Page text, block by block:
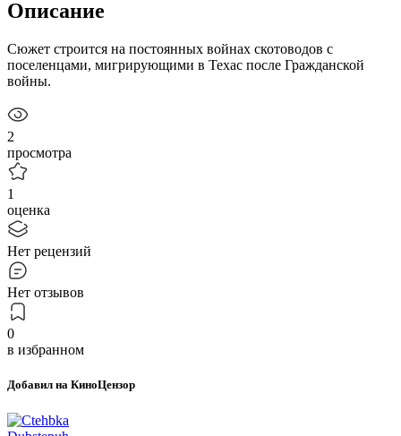
Описание
Сюжет строится на постоянных войнах скотоводов с
поселенцами, мигрирующими в Техас после Гражданской
войны.
2
просмотра
1
оценка
Нет рецензий
Нет отзывов
0
в избранном
Добавил на КиноЦензор